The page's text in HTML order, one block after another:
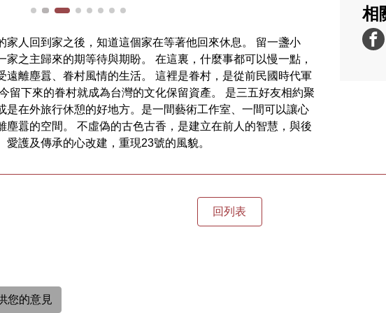
家人回到家之後，知道這個家在等著他回來休息。 留一盞小
之主歸來的期等待與期盼。 在這裏，什麼事都可以慢一點，
遠離塵囂、眷村風情的生活。 這裡是眷村，是從前民國時代軍
留下來的眷村就成為台灣的文化保留資產。 是三五好友相約聚
是在外旅行休憩的好地方。是一間藝術工作室、一間可以讓心
塵囂的空間。 不虛偽的古色古香，是建立在前人的智慧，與後
護及傳承的心改建，重現23號的風貌。
相
回列表
您的意見